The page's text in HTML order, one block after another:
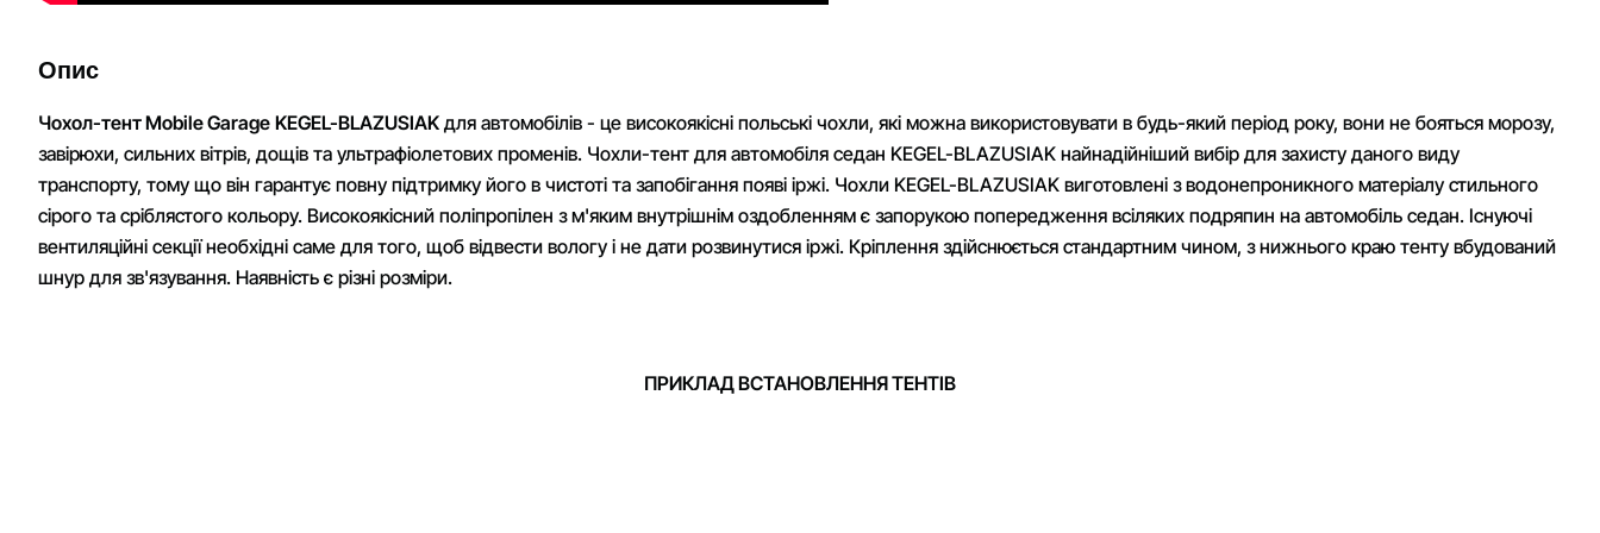
Опис
Чохол-тент Mobile Garage KEGEL-BLAZUSIAK для автомобілів - це високоякісні польські чохли, які можна використовувати в будь-який період року, вони не бояться морозу,
завірюхи, сильних вітрів, дощів та ультрафіолетових променів. Чохли-тент для автомобіля седан KEGEL-BLAZUSIAK найнадійніший вибір для захисту даного виду
транспорту, тому що він гарантує повну підтримку його в чистоті та запобігання появі іржі. Чохли KEGEL-BLAZUSIAK виготовлені з водонепроникного матеріалу стильного
сірого та сріблястого кольору. Високоякісний поліпропілен з м'яким внутрішнім оздобленням є запорукою попередження всіляких подряпин на автомобіль седан. Існуючі
вентиляційні секції необхідні саме для того, щоб відвести вологу і не дати розвинутися іржі. Кріплення здійснюється стандартним чином, з нижнього краю тенту вбудований
шнур для зв'язування. Наявність є різні розміри.
ПРИКЛАД ВСТАНОВЛЕННЯ ТЕНТІВ